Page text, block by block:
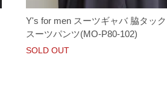
Y's for men スーツギャバ 脇タック
スーツパンツ(MO-P80-102)
SOLD OUT